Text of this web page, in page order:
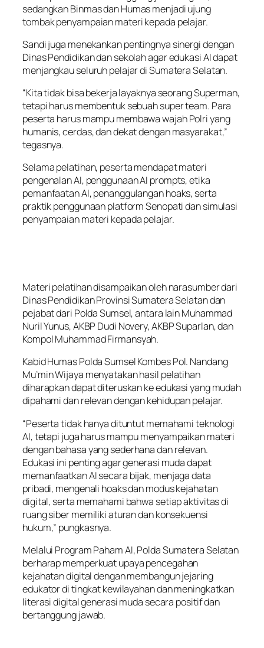
sedangkan Binmas dan Humas menjadi ujung
tombak penyampaian materi kepada pelajar.
Sandi juga menekankan pentingnya sinergi dengan
Dinas Pendidikan dan sekolah agar edukasi AI dapat
menjangkau seluruh pelajar di Sumatera Selatan.
“Kita tidak bisa bekerja layaknya seorang Superman,
tetapi harus membentuk sebuah super team. Para
peserta harus mampu membawa wajah Polri yang
humanis, cerdas, dan dekat dengan masyarakat,”
tegasnya.
Selama pelatihan, peserta mendapat materi
pengenalan AI, penggunaan AI prompts, etika
pemanfaatan AI, penanggulangan hoaks, serta
praktik penggunaan platform Senopati dan simulasi
penyampaian materi kepada pelajar.
Materi pelatihan disampaikan oleh narasumber dari
Dinas Pendidikan Provinsi Sumatera Selatan dan
pejabat dari Polda Sumsel, antara lain Muhammad
Nuril Yunus, AKBP Dudi Novery, AKBP Suparlan, dan
Kompol Muhammad Firmansyah.
Kabid Humas Polda Sumsel Kombes Pol. Nandang
Mu’min Wijaya menyatakan hasil pelatihan
diharapkan dapat diteruskan ke edukasi yang mudah
dipahami dan relevan dengan kehidupan pelajar.
“Peserta tidak hanya dituntut memahami teknologi
AI, tetapi juga harus mampu menyampaikan materi
dengan bahasa yang sederhana dan relevan.
Edukasi ini penting agar generasi muda dapat
memanfaatkan AI secara bijak, menjaga data
pribadi, mengenali hoaks dan modus kejahatan
digital, serta memahami bahwa setiap aktivitas di
ruang siber memiliki aturan dan konsekuensi
hukum,” pungkasnya.
Melalui Program Paham AI, Polda Sumatera Selatan
berharap memperkuat upaya pencegahan
kejahatan digital dengan membangun jejaring
edukator di tingkat kewilayahan dan meningkatkan
literasi digital generasi muda secara positif dan
bertanggung jawab.